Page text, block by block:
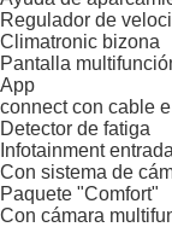
Regulador de
Climatronic bizona
Pantalla
App
connect con cable
Detector de fatiga
Infotainment
Con sistema de
Paquete "Comfort"
Con cámara